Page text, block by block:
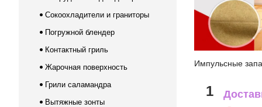
Импульсные
1
Сокоохладители и граниторы
Погружной блендер
Контактный гриль
Жарочная поверхность
Грили саламандра
Вытяжные зонты